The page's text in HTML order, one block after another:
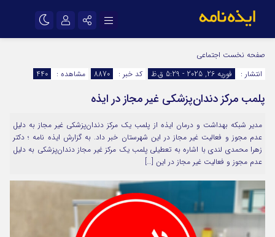
اینستاگرام
سروش
ایتا
آپارات
اپلیکیشن رمز عبور
مرا به خاطر بسپار
صفحه نخست اجتماعی
انتشار :
فوریه 26, 2025 - 5:29 ق.ظ کد خبر : 8870 مشاهده : 440
پلمب مرکز دندان‌پزشکی غیر مجاز در ایذه
مدیر شبکه بهداشت و درمان ایذه از پلمب یک مرکز دندان‌پزشکی غیر مجاز به دلیل
عدم مجوز و فعالیت غیر مجاز در این شهرستان خبر داد. به گزارش ایذه نامه ؛ دکتر
زهرا محمدی لندی با اشاره به تعطیلی پلمب یک مرکز غیر مجاز دندان‌پزشکی به دلیل
عدم مجوز و فعالیت غیر مجاز در این […]